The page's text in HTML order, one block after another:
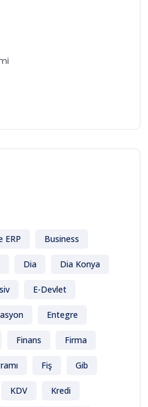
ERP Business
Dia Dia Konya
E-Devlet
Entegre
Finans Firma
Fiş Gib
KDV Kredi